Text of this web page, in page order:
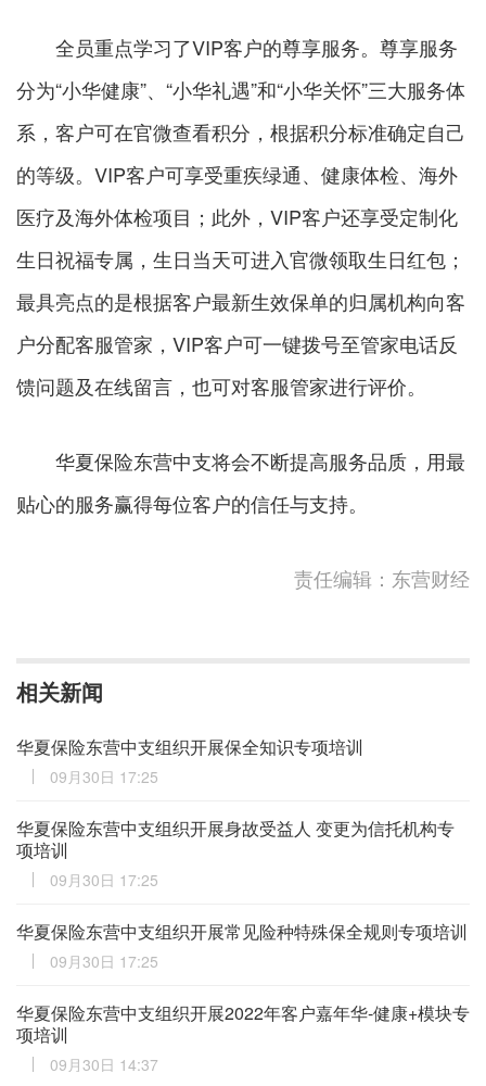
全员重点学习了VIP客户的尊享服务。尊享服务
分为“小华健康”、“小华礼遇”和“小华关怀”三大服务体
系，客户可在官微查看积分，根据积分标准确定自己
的等级。VIP客户可享受重疾绿通、健康体检、海外
医疗及海外体检项目；此外，VIP客户还享受定制化
生日祝福专属，生日当天可进入官微领取生日红包；
最具亮点的是根据客户最新生效保单的归属机构向客
户分配客服管家，VIP客户可一键拨号至管家电话反
馈问题及在线留言，也可对客服管家进行评价。
华夏保险东营中支将会不断提高服务品质，用最
贴心的服务赢得每位客户的信任与支持。
责任编辑：东营财经
相关新闻
华夏保险东营中支组织开展保全知识专项培训
09月30日 17:25
华夏保险东营中支组织开展身故受益人 变更为信托机构专
项培训
09月30日 17:25
华夏保险东营中支组织开展常见险种特殊保全规则专项培训
09月30日 17:25
华夏保险东营中支组织开展2022年客户嘉年华-健康+模块专
项培训
09月30日 14:37